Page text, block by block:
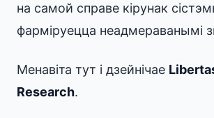
на самой справе кірунак
фарміруецца неадмераванымі
Менавіта тут і дзейнічае
Research.